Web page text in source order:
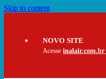
Skip to content
NOVO SITE
Acesse inalair.com.br